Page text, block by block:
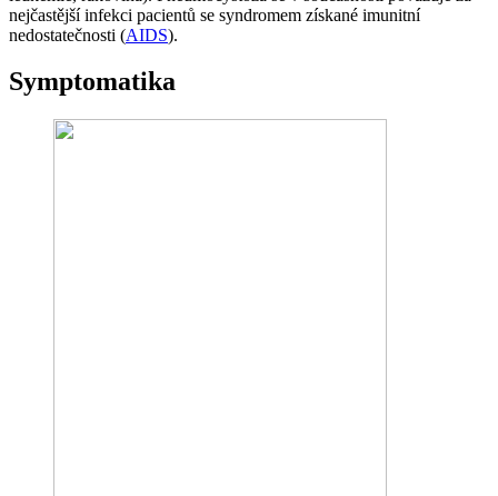
nejčastější infekci pacientů se syndromem získané imunitní
nedostatečnosti (AIDS).
Symptomatika